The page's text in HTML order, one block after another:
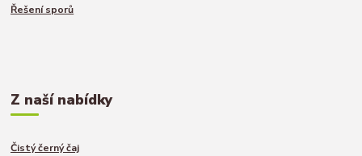
Řešení sporů
Z naší nabídky
Čistý černý čaj